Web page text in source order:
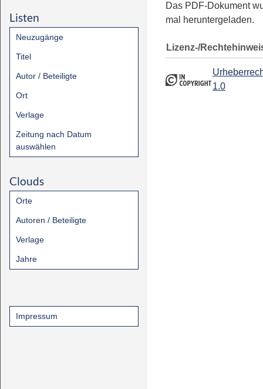
Listen
Neuzugänge
Titel
Autor / Beteiligte
Ort
Verlage
Zeitung nach Datum
auswählen
Clouds
Orte
Autoren / Beteiligte
Verlage
Jahre
Impressum
Das PDF-Dokument
mal heruntergeladen.
Lizenz-/
1.0